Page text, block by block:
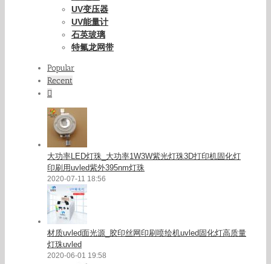
UV变压器
UV能量计
石英玻璃
特氟龙网带
Popular
Recent
大功率LED灯珠_大功率1W3W紫光灯珠3D打印机固化灯
印刷用uvled紫外395nm灯珠
2020-07-11 18:56
材质uvled面光源_胶印丝网印刷喷绘机uvled固化灯高质量
灯珠uvled
2020-06-01 19:58